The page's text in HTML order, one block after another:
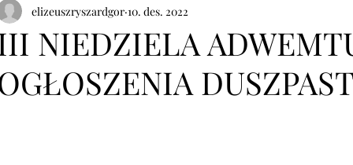
NIEDZIELA
elizeuszryszardgor 10. des. 2022